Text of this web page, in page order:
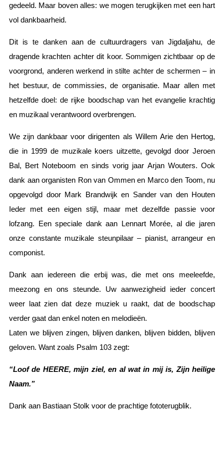
gedeeld. Maar boven alles: we mogen terugkijken met een hart
vol dankbaarheid.
Dit is te danken aan de cultuurdragers van Jigdaljahu, de
dragende krachten achter dit koor. Sommigen zichtbaar op de
voorgrond, anderen werkend in stilte achter de schermen – in
het bestuur, de commissies, de organisatie. Maar allen met
hetzelfde doel: de rijke boodschap van het evangelie krachtig
en muzikaal verantwoord overbrengen.
We zijn dankbaar voor dirigenten als Willem Arie den Hertog,
die in 1999 de muzikale koers uitzette, gevolgd door Jeroen
Bal, Bert Noteboom en sinds vorig jaar Arjan Wouters. Ook
dank aan organisten Ron van Ommen en Marco den Toom, nu
opgevolgd door Mark Brandwijk en Sander van den Houten
Ieder met een eigen stijl, maar met dezelfde passie voor
lofzang. Een speciale dank aan Lennart Morée, al die jaren
onze constante muzikale steunpilaar – pianist, arrangeur en
componist.
Dank aan iedereen die erbij was, die met ons meeleefde,
meezong en ons steunde. Uw aanwezigheid ieder concert
weer laat zien dat deze muziek u raakt, dat de boodschap
verder gaat dan enkel noten en melodieën.
Laten we blijven zingen, blijven danken, blijven bidden, blijven
geloven. Want zoals Psalm 103 zegt:
“Loof de HEERE, mijn ziel, en al wat in mij is, Zijn heilige
Naam.”
Dank aan Bastiaan Stolk voor de prachtige fototerugblik.